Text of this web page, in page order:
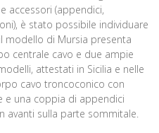
accessori (appendici,
è stato possibile individuare
modello di Mursia presenta
centrale cavo e due ampie
attestati in Sicilia e nelle
cavo troncoconico con
e una coppia di appendici
avanti sulla parte sommitale.